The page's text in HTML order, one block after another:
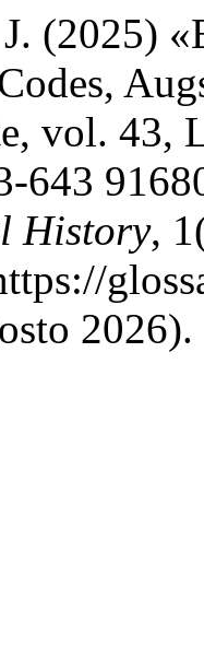
(2025)
vol. 43,
643
History,
2026).